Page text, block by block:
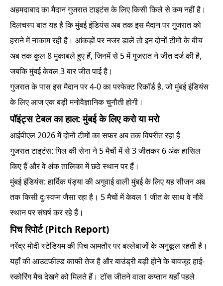
अहमदाबाद का मैदान गुजरात टाइटंस के लिए किसी किले से कम नहीं है।
दिलचस्प बात यह है कि मुंबई इंडियंस अब तक इस मैदान पर गुजरात को
हराने में नाकाम रही है। आंकड़ों पर नजर डालें तो इन दोनों टीमों के बीच
अब तक कुल 8 मुकाबले हुए हैं, जिनमें से 5 में गुजरात ने जीत दर्ज की है,
जबकि मुंबई केवल 3 बार जीत पाई है।
गुजरात के पास इस मैदान पर 4-0 का परफेक्ट रिकॉर्ड है, जो मुंबई इंडियंस
के लिए आज एक बड़ी मनोवैज्ञानिक चुनौती होगी।
पॉइंट्स टेबल का हाल: मुंबई के लिए करो या मरो
आईपीएल 2026 में दोनों टीमों का सफर अब तक विपरीत रहा है
गुजरात टाइटंस: गिल की सेना ने 5 मैचों में से 3 जीतकर 6 अंक हासिल
किए हैं और वे अंक तालिका में छठे स्थान पर हैं।
मुंबई इंडियंस: हार्दिक पंड्या की अगुवाई वाली मुंबई के लिए यह सीजन अब
तक किसी दुःस्वप्न जैसा रहा है। 5 मैचों में केवल 1 जीत के साथ वे नौवें
स्थान पर संघर्ष कर रहे हैं।
पिच रिपोर्ट (Pitch Report)
नरेंद्र मोदी स्टेडियम की पिच आमतौर पर बल्लेबाजों के अनुकूल रहती है।
यहाँ की आउटफील्ड काफी तेज है और बाउंड्री बड़ी होने के बावजूद हाई-
स्कोरिंग मैच देखने को मिलते हैं। टॉस जीतने वाला कप्तान यहाँ पहले